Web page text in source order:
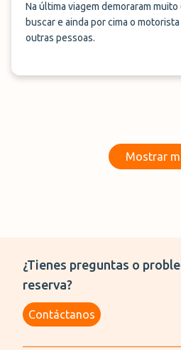
Na última viagem demoraram muito
buscar e ainda por cima o
outras pessoas.
Mostrar
¿Tienes preguntas o
reserva?
Contáctanos